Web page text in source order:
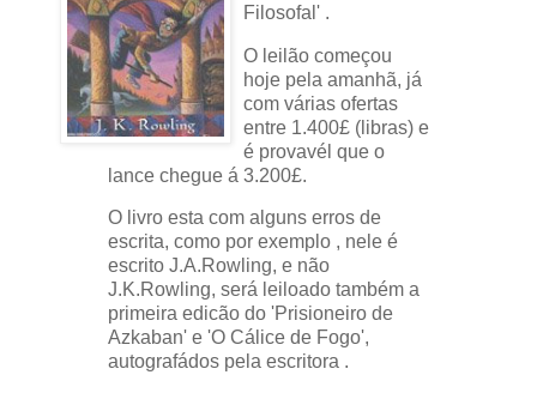
Filosofal' .
O leilão começou
hoje pela amanhã, já
com várias ofertas
entre 1.400£ (libras) e
é provavél que o
lance chegue á 3.200£.
O livro esta com alguns erros de
escrita, como por exemplo , nele é
escrito J.A.Rowling, e não
J.K.Rowling, será leiloado também a
primeira edicão do 'Prisioneiro de
Azkaban' e 'O Cálice de Fogo',
autografádos pela escritora .